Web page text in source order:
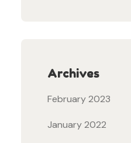
Archives
February 2023
January 2022